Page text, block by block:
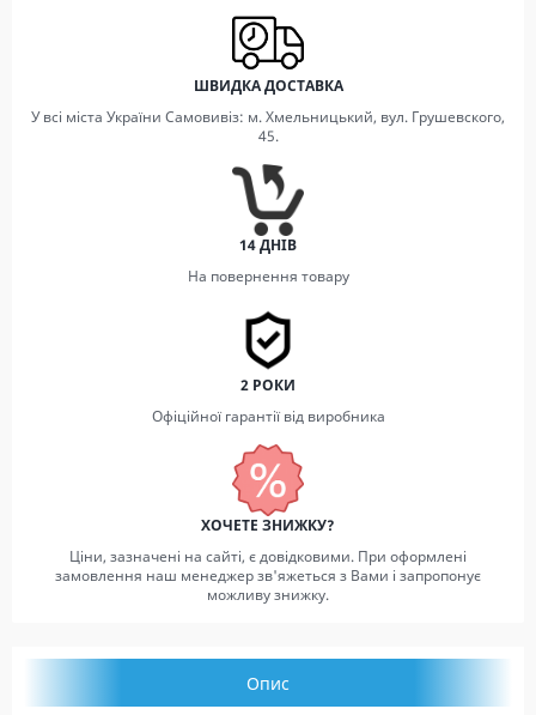
ШВИДКА ДОСТАВКА
У всі міста України Самовивіз: м. Хмельницький, вул. Грушевского,
45.
14 ДНІВ
На повернення товару
2 РОКИ
Офіційної гарантії від виробника
ХОЧЕТЕ ЗНИЖКУ?
Ціни, зазначені на сайті, є довідковими. При оформлені
замовлення наш менеджер зв'яжеться з Вами і запропонує
можливу знижку.
Опис